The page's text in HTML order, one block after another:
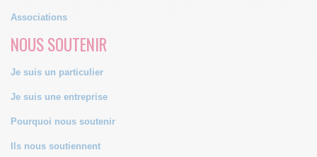
Associations
NOUS SOUTENIR
Je suis un particulier
Je suis une entreprise
Pourquoi nous soutenir
Ils nous soutiennent